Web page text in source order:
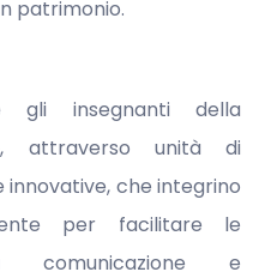
patrimonio.
gli insegnanti della
attraverso unità di
che integrino
per facilitare le
e